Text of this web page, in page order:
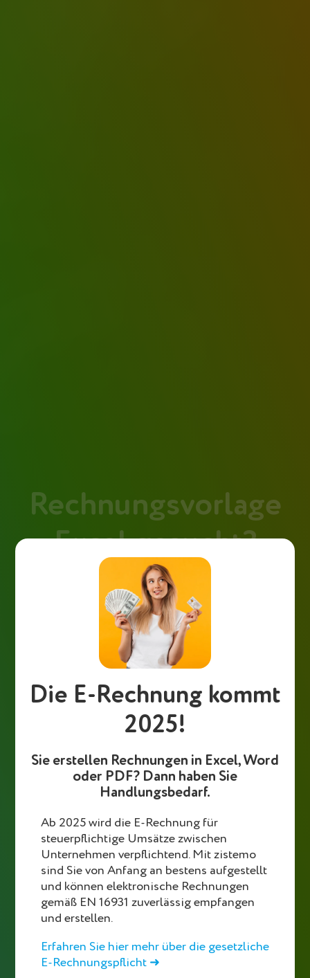
Rechnungsvorlage
Excel gesucht?
Suchen Sie nicht weiter! Wir haben die perfekte
Excel Rechnungsvorlage zum Download für Gross-
und Kleinunternehmer, Selbständige und Start-ups
– für Sie. Komplett kostenlose Rechnungsvorlage im
Excel Format. Vollkommen personalisierbar –
ausfüllen, downloaden, absenden. Professionelle
mehrseitige Rechnungsvorlage für Excel.
Rechnungsvorlage Excel – Download
Die E-Rechnung kommt
2025!
Sie erstellen Rechnungen in Excel, Word
oder PDF? Dann haben Sie
Handlungsbedarf.
Ab 2025 wird die E-Rechnung für
steuerpflichtige Umsätze zwischen
Unternehmen verpflichtend. Mit zistemo
sind Sie von Anfang an bestens aufgestellt
und können elektronische Rechnungen
gemäß EN 16931 zuverlässig empfangen
und erstellen.
Erfahren Sie hier mehr über die gesetzliche
E-Rechnungspflicht ➜